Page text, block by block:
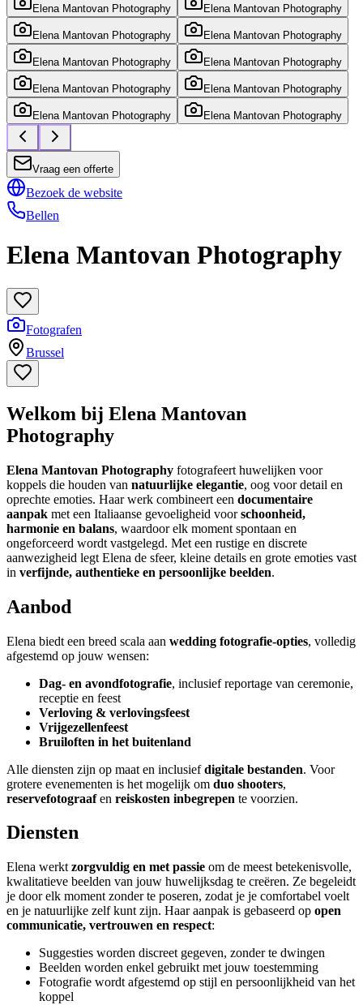
Elena Mantovan Photography Elena Mantovan Photography
Elena Mantovan Photography Elena Mantovan Photography
Elena Mantovan Photography Elena Mantovan Photography
Elena Mantovan Photography Elena Mantovan Photography
Elena Mantovan Photography Elena Mantovan Photography
Vraag een offerte
Bezoek de website
Bellen
Elena Mantovan Photography
Fotografen
Brussel
Welkom bij Elena Mantovan
Photography
Elena Mantovan Photography fotografeert huwelijken voor
koppels die houden van natuurlijke elegantie, oog voor detail en
oprechte emoties. Haar werk combineert een documentaire
aanpak met een Italiaanse gevoeligheid voorschoonheid,
harmonie en balans, waardoor elk moment spontaan en
ongeforceerd wordt vastgelegd. Met een rustige en discrete
aanwezigheid legt Elena de sfeer, kleine details en grote emoties vast
in verfijnde, authentieke en persoonlijke beelden.
Aanbod
Elena biedt een breed scala aan wedding fotografie-opties, volledig
afgestemd op jouw wensen:
Dag- en avondfotografie, inclusief reportage van ceremonie,
receptie en feest
Verloving & verlovingsfeest
Vrijgezellenfeest
Bruiloften in het buitenland
Alle diensten zijn op maat en inclusiefdigitale bestanden. Voor
grotere evenementen is het mogelijk om duo shooters,
reservefotograafen reiskosten inbegrepen te voorzien.
Diensten
Elena werkt zorgvuldig en met passie om de meest betekenisvolle,
kwalitatieve beelden van jouw huwelijksdag te creëren. Ze begeleidt
je door elk moment zonder te poseren, zodat je je comfortabel voelt
en je natuurlijke zelf kunt zijn. Haar aanpak is gebaseerd op open
communicatie, vertrouwen en respect:
Suggesties worden discreet gegeven, zonder te dwingen
Beelden worden enkel gebruikt met jouw toestemming
Fotografie wordt afgestemd op stijl en persoonlijkheid van het
koppel